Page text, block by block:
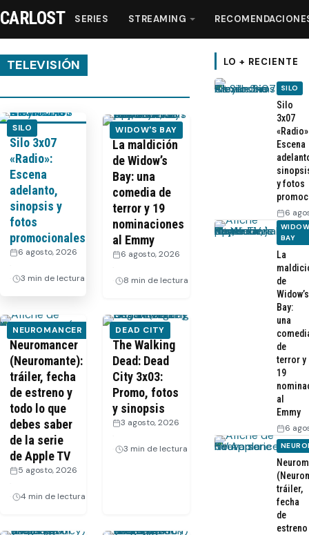
Streaming
Recomendaciones
Videos
Webisodios
CARLOST SERIES STREAMING
TELEVISIÓN
SILO
Silo 3x07
«Radio»:
Escena
adelanto,
sinopsis y
fotos
promocionales
6 agosto, 2026
3 min de lectura
WIDOW'S BAY
La maldición
de Widow’s
Bay: una
comedia de
terror y 19
nominaciones
al Emmy
6 agosto, 2026
8 min de lectura
NEUROMANCER
Neuromancer
(Neuromante):
tráiler, fecha
de estreno y
todo lo que
debes saber
de la serie
de Apple TV
5 agosto, 2026
4 min de lectura
DEAD CITY
The Walking
Dead: Dead
City 3x03:
Promo, fotos
y sinopsis
3 agosto, 2026
3 min de lectura
LO + RECIENTE
SILO
Silo
3x07
Escena
y fotos
6
BAY
La
de
Widow’s
Bay:
una
de
terror y
19
al
Emmy
6
tráiler,
fecha
de
estreno